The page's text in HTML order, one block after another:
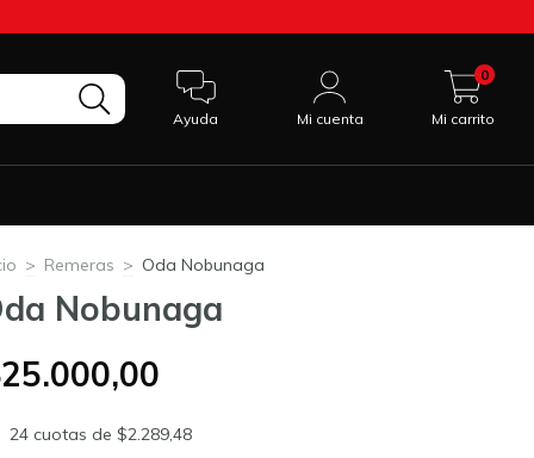
Ayuda Mi cuenta Mi carrito
0
> Remeras > Oda Nobunaga
Nobunaga
24 cuotas de $2.289,48